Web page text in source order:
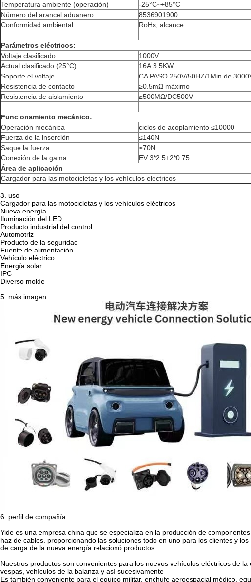
Temperatura ambiente (operación)
-25°C~+85°C
Número del arancel aduanero
8536901900
Conformidad ambiental
RoHs, alcance
Parámetros eléctricos:
Voltaje clasificado
1000V
Actual clasificado (25°C)
16A 3.5KW
Soporte el voltaje
CA PASO 250V/50HZ/1Min de
Resistencia de contacto
≥0.5mΩ máximo
Resistencia de aislamiento
≥500MΩ/DC500V
Funcionamiento mecánico:
Operación mecánica
ciclos de acoplamiento ≤10000
Fuerza de la inserción
≤140N
Saque la fuerza
≥70N
Conexión de la gama
EV 3*2.5+2*0.75
Área de aplicación
Cargador para las motocicletas y los vehículos eléctricos
3. uso
Cargador para las motocicletas y los vehículos eléctricos
Nueva energía
Iluminación del LED
Producto industrial del control
Automotriz
Producto de la seguridad
Fuente de alimentación
Vehículo eléctrico
Energía solar
IPC
Diverso molde
5. más imagen
6. perfil de compañía
Yide es una empresa china que se especializa en la producción de
haz de cables, proporcionando las soluciones todo en uno para los clientes y
de carga de la nueva energía relacionó productos.
Nuestros productos son convenientes para los nuevos vehículos eléctricos de
vespas, vehículos de la balanza y así sucesivamente
Es también conveniente para el equipo militar, enchufe aeroespacial médico,